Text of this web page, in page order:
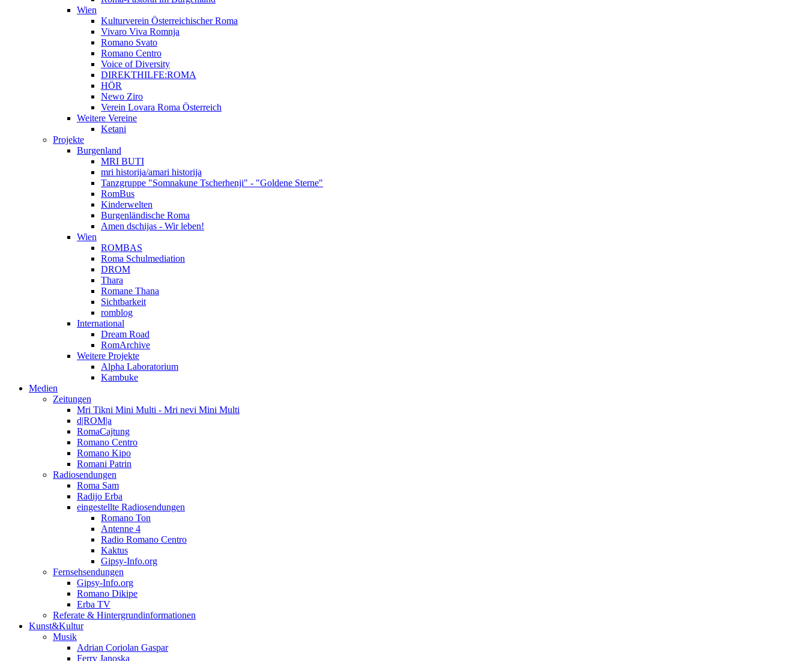
Wien
Kulturverein Österreichischer Roma
Vivaro Viva Romnja
Romano Svato
Romano Centro
Voice of Diversity
DIREKTHILFE:ROMA
HÖR
Newo Ziro
Verein Lovara Roma Österreich
Weitere Vereine
Ketani
Projekte
Burgenland
MRI BUTI
mri historija/amari historija
Tanzgruppe "Somnakune Tscherhenji" - "Goldene Sterne"
RomBus
Kinderwelten
Burgenländische Roma
Amen dschijas - Wir leben!
Wien
ROMBAS
Roma Schulmediation
DROM
Thara
Romane Thana
Sichtbarkeit
romblog
International
Dream Road
RomArchive
Weitere Projekte
Alpha Laboratorium
Kambuke
Medien
Zeitungen
Mri Tikni Mini Multi - Mri nevi Mini Multi
d|ROM|a
RomaCajtung
Romano Centro
Romano Kipo
Romani Patrin
Radiosendungen
Roma Sam
Radijo Erba
eingestellte Radiosendungen
Romano Ton
Antenne 4
Radio Romano Centro
Kaktus
Gipsy-Info.org
Fernsehsendungen
Gipsy-Info.org
Romano Dikipe
Erba TV
Referate & Hintergrundinformationen
Kunst&Kultur
Musik
Adrian Coriolan Gaspar
Ferry Janoska